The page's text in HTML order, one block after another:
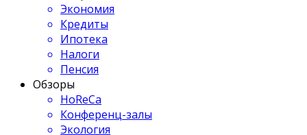
Экономия
Кредиты
Ипотека
Налоги
Пенсия
Обзоры
HoReCa
Конференц-залы
Экология